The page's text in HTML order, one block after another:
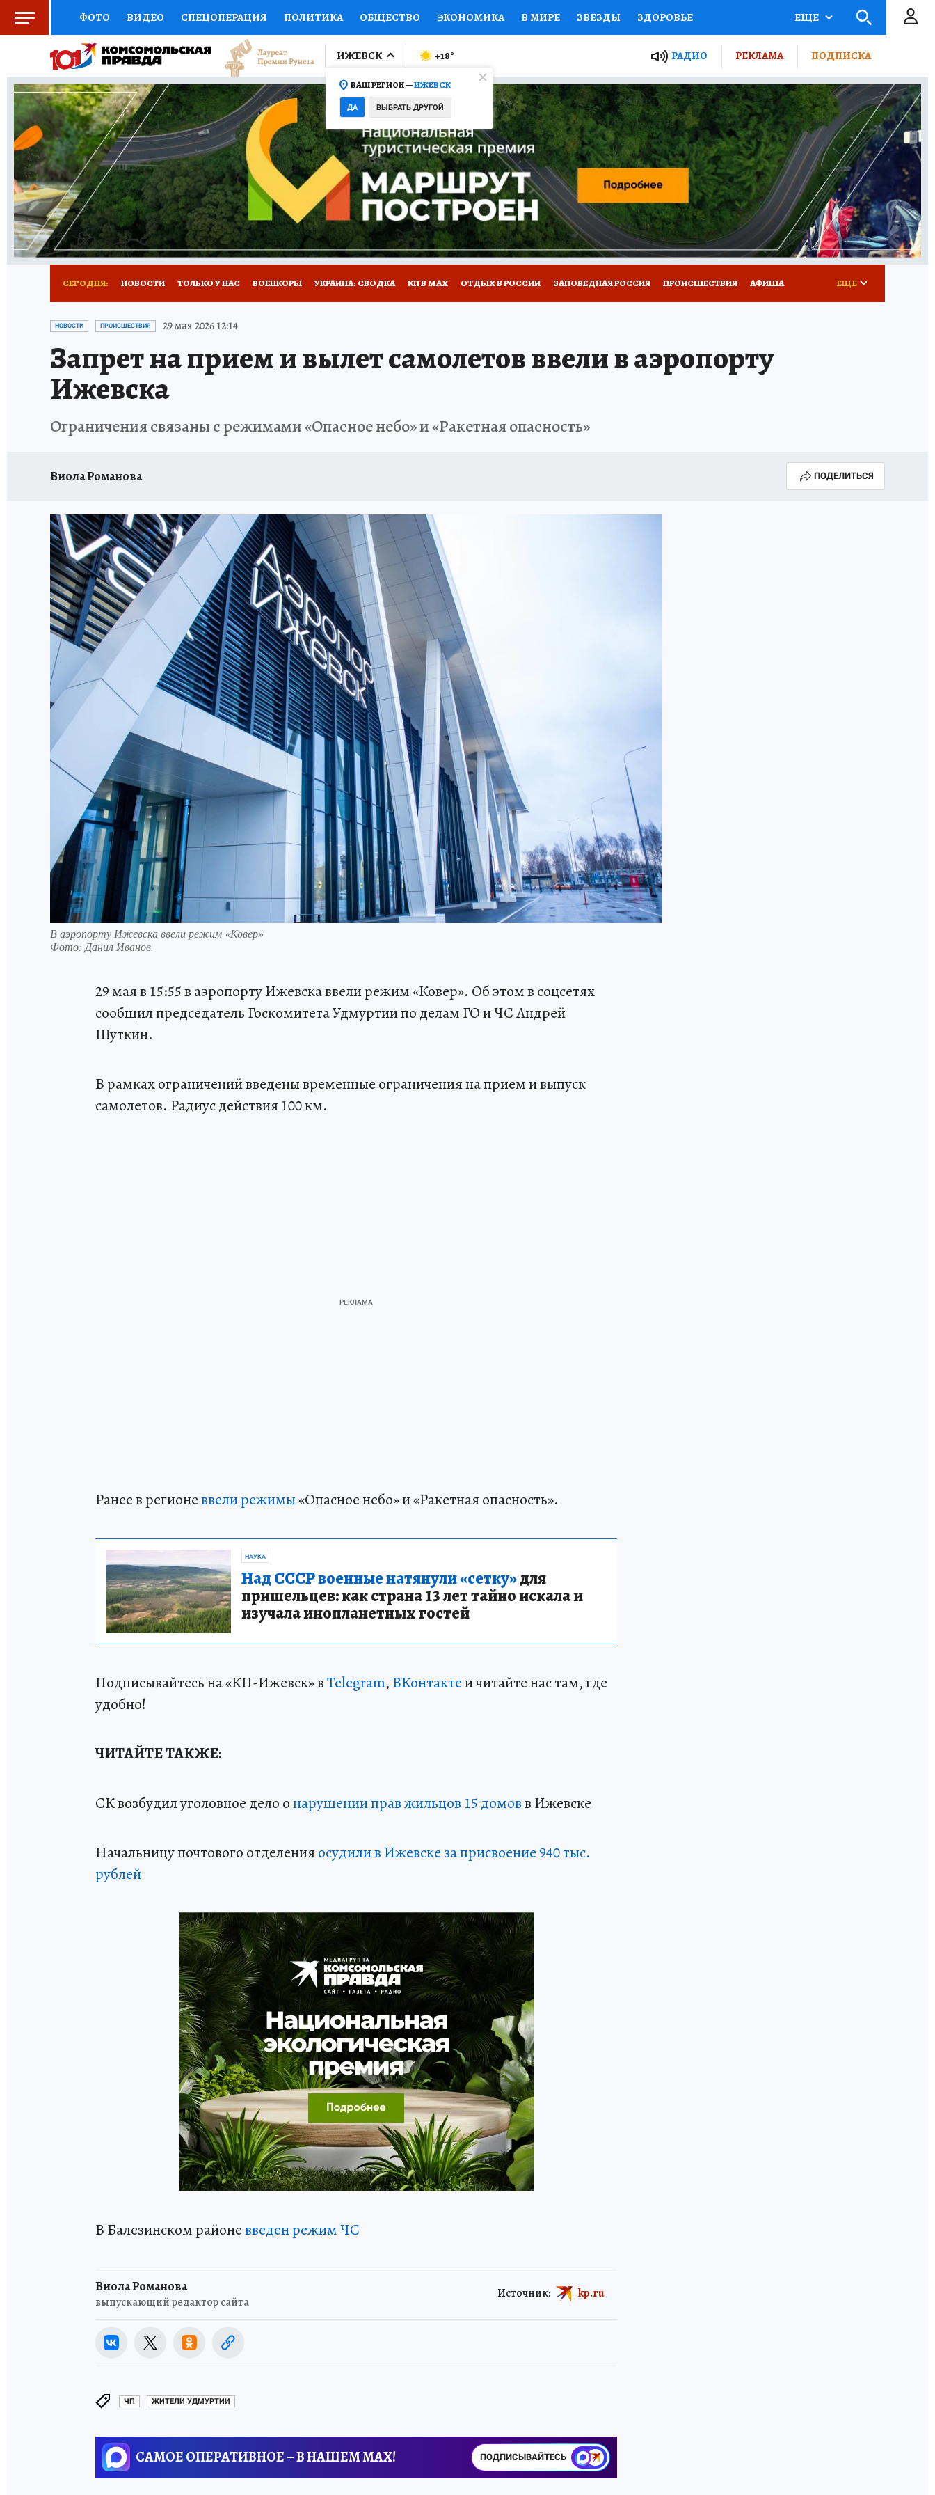
ФОТО ВИДЕО СПЕЦОПЕРАЦИЯ ПОЛИТИКА ОБЩЕСТВО ЭКОНОМИКА В МИРЕ ЗВЕЗДЫ ЗДОРОВЬЕ
СОЦПОДДЕРЖКА НАУКА СПОРТ КОЛУМНИСТЫ ПРОИСШЕСТВИЯ НАЦИОНАЛЬНЫЕ ПРОЕКТЫ РОССИИ
ВЫБОР ЭКСПЕРТОВ ДОКТОР ФИНАНСЫ ОТКРЫВАЕМ МИР Я ЗНАЮ СЕМЬЯ ЖЕНСКИЕ СЕКРЕТЫ ПУТЕВОДИТЕЛЬ
КНИЖНАЯ ПОЛКА ПРОГНОЗЫ НА СПОРТ ПРОМОКОДЫ СЕРИАЛЫ СПЕЦПРОЕКТЫ ДЕФИЦИТ ЖЕЛЕЗА ТУРИЗМ
ПРЕСС-ЦЕНТР НЕДВИЖИМОСТЬ ТЕЛЕВИЗОР КОЛЛЕКЦИИ КОНКУРСЫ РАБОТА У НАС ГИД ПОТРЕБИТЕЛЯ ВСЕ О КП
РАДИО КП РЕКЛАМА ТЕСТЫ НОВОЕ НА САЙТЕ
ЕЩЕ
ИЖЕВСК
ВАШ РЕГИОН —ИЖЕВСК
ДА ВЫБРАТЬ ДРУГОЙ
+18° РАДИО РЕКЛАМА ПОДПИСКА
СЕГОДНЯ: НОВОСТИ ТОЛЬКО У НАС ВОЕНКОРЫ УКРАИНА: СВОДКА КП В МАХ ОТДЫХ В РОССИИ ЗАПОВЕДНАЯ РОССИЯ ПРОИСШЕСТВИЯ АФИША
РЕКЛАМА НА САЙТЕ ПУТЕВОДИТЕЛЬ ПО СТРОЙКЕ И РЕМОНТУ
ЕЩЕ
НОВОСТИ ПРОИСШЕСТВИЯ 29 мая 2026 12:14
Запрет на прием и вылет самолетов ввели в аэропорту
Ижевска
Ограничения связаны с режимами «Опасное небо» и «Ракетная опасность»
Виола Романова ПОДЕЛИТЬСЯ
В аэропорту Ижевска ввели режим «Ковер»
Фото: Данил Иванов.
29 мая в 15:55 в аэропорту Ижевска ввели режим «Ковер». Об этом в соцсетях
сообщил председатель Госкомитета Удмуртии по делам ГО и ЧС Андрей
Шуткин.
В рамках ограничений введены временные ограничения на прием и выпуск
самолетов. Радиус действия 100 км.
Ранее в регионеввели режимы«Опасное небо» и «Ракетная опасность».
НАУКА
Над СССР военные натянули «сетку»для
пришельцев: как страна 13 лет тайно искала и
изучала инопланетных гостей
Подписывайтесь на «КП-Ижевск» вTelegram, ВКонтактеи читайте нас там, где
удобно!
ЧИТАЙТЕ ТАКЖЕ:
СК возбудил уголовное дело онарушении прав жильцов 15 домовв Ижевске
Начальницу почтового отделенияосудили в Ижевске за присвоение 940 тыс.
рублей
В Балезинском районевведен режим ЧС
Виола Романова
выпускающий редактор сайта
Источник: kp.ru
ЧП ЖИТЕЛИ УДМУРТИИ
САМОЕ ОПЕРАТИВНОЕ – В НАШЕМ MAX! ПОДПИСЫВАЙТЕСЬ